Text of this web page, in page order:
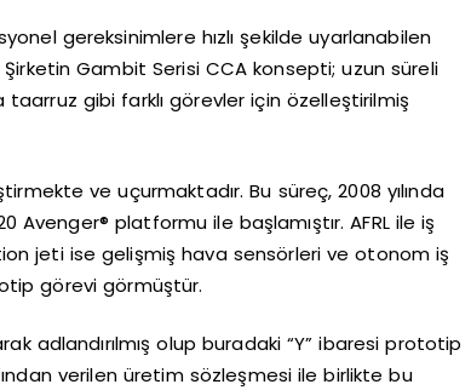
gereksinimlere hızlı şekilde uyarlanabilen
Gambit Serisi CCA konsepti; uzun süreli
gibi farklı görevler için özelleştirilmiş
ve uçurmaktadır. Bu süreç, 2008 yılında
Avenger® platformu ile başlamıştır. AFRL ile iş
jeti ise gelişmiş hava sensörleri ve otonom iş
görevi görmüştür.
adlandırılmış olup buradaki “Y” ibaresi prototip
verilen üretim sözleşmesi ile birlikte bu